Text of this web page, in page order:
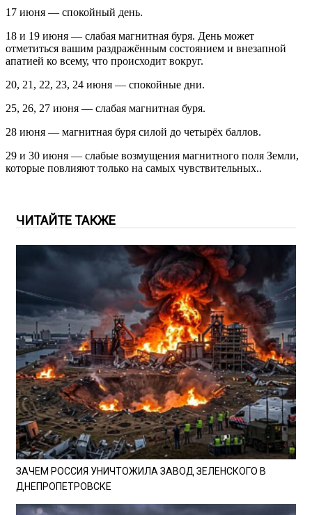
17 июня — спокойный день.
18 и 19 июня — слабая магнитная буря. День может
отметиться вашим раздражённым состоянием и внезапной
апатией ко всему, что происходит вокруг.
20, 21, 22, 23, 24 июня — спокойные дни.
25, 26, 27 июня — слабая магнитная буря.
28 июня — магнитная буря силой до четырёх баллов.
29 и 30 июня — слабые возмущения магнитного поля Земли,
которые повлияют только на самых чувствительных..
ЧИТАЙТЕ ТАКЖЕ
ЗАЧЕМ РОССИЯ УНИЧТОЖИЛА ЗАВОД ЗЕЛЕНСКОГО В
ДНЕПРОПЕТРОВСКЕ